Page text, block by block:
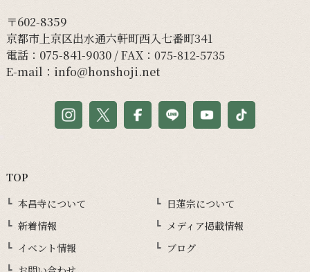
〒602-8359
京都市上京区出水通六軒町西入七番町341
電話： 075-841-9030/ FAX：075-812-5735
E-mail： info@honshoji.net
TOP
本昌寺について
日蓮宗について
新着情報
メディア掲載情報
イベント情報
ブログ